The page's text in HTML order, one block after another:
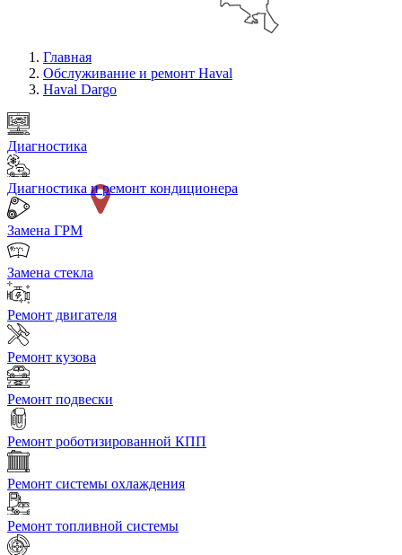
Главная
Обслуживание и ремонт Haval
Haval Dargo
Диагностика
Диагностика и ремонт кондиционера
Замена ГРМ
Замена стекла
Ремонт двигателя
Ремонт кузова
Ремонт подвески
Ремонт роботизированной КПП
Ремонт системы охлаждения
Ремонт топливной системы